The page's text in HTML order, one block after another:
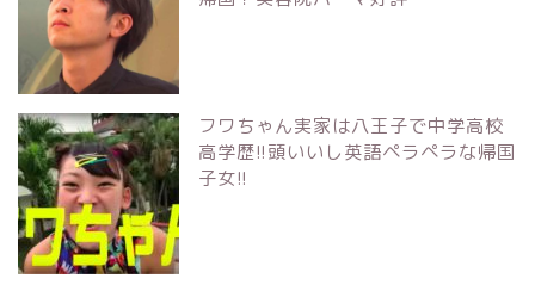
フワちゃん実家は八王子で中学高校
高学歴!!頭いいし英語ペラペラな帰国
子女!!